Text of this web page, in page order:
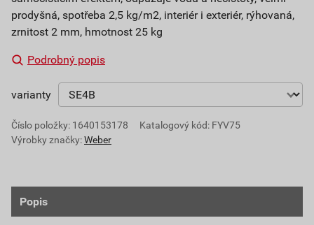
prodyšná, spotřeba 2,5 kg/m2, interiér i exteriér, rýhovaná,
zrnitost 2 mm, hmotnost 25 kg
Podrobný popis
varianty
Číslo položky: 1640153178
Katalogový kód: FYV75
Výrobky značky:Weber
Popis